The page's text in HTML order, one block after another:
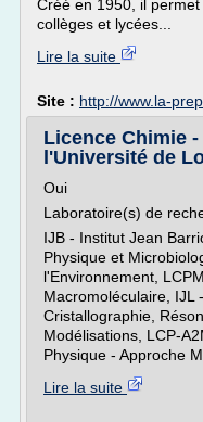
Créé en 1950, il
collèges et lycées...
Lire la suite
Site : http://www.la-
Licence Chimie
l'Université de
Oui
Laboratoire(s) de
IJB - Institut Jean
Physique et
l'Environnement,
Macromoléculaire, IJL
Cristallographie,
Modélisations, LCP-
Physique - Approche
Lire la suite